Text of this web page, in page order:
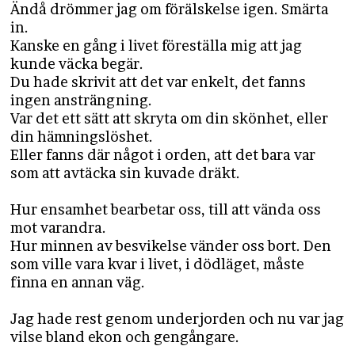
Ändå drömmer jag om förälskelse igen. Smärta
in.
Kanske en gång i livet föreställa mig att jag
kunde väcka begär.
Du hade skrivit att det var enkelt, det fanns
ingen ansträngning.
Var det ett sätt att skryta om din skönhet, eller
din hämningslöshet.
Eller fanns där något i orden, att det bara var
som att avtäcka sin kuvade dräkt.
Hur ensamhet bearbetar oss, till att vända oss
mot varandra.
Hur minnen av besvikelse vänder oss bort. Den
som ville vara kvar i livet, i dödläget, måste
finna en annan väg.
Jag hade rest genom underjorden och nu var jag
vilse bland ekon och gengångare.